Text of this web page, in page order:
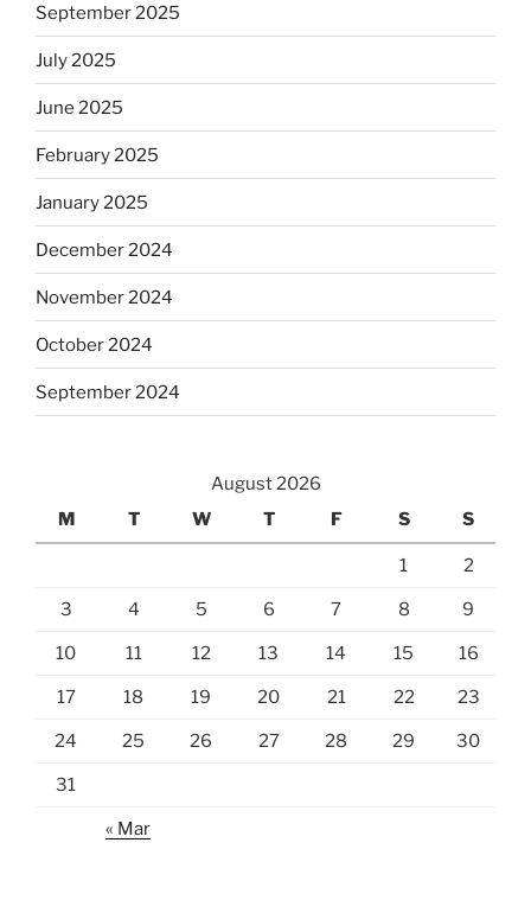
September 2025
July 2025
June 2025
February 2025
January 2025
December 2024
November 2024
October 2024
September 2024
August 2026
M
T W T F S S
1 2
3 4 5 6 7 8 9
10 11 12 13 14 15 16
17 18 19 20 21 22 23
24 25 26 27 28 29 30
31
« Mar